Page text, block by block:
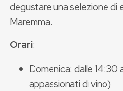
degustare una selezione di
Maremma.
Orari:
Domenica: dalle 14:30
appassionati di vino)